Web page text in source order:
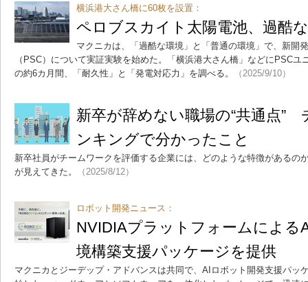
横浜港大さん橋に60枚を設置：
ペロブスカイト太陽電池、過酷
マクニカは、「過酷な環境」と「普通の環境」で、新開
（PSC）について実証実験を始めた。「横浜港大さん橋」などにPSCユ
の約6カ月間、「耐久性」と「発電対応力」を調べる。
（2025/9/10）
新卒が辞めない職場の“共通点”
ンキングで分かったこと
新卒社員がチームワークを評価する企業には、どのような特徴があるの
が見えてきた。
（2025/8/12）
ロボット開発ニュース：
NVIDIAプラットフォームによる
境構築支援パッケージを提供
マクニカとジーデップ・アドバンスは共同で、AIロボット開発支援パッ